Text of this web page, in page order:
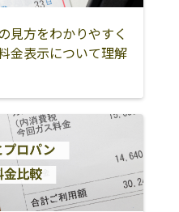
見方をわかりやすく
金表示について理解